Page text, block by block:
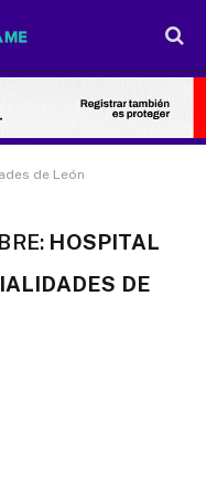
de León
HOSPITAL
DE